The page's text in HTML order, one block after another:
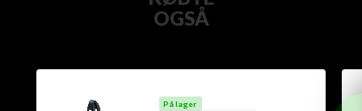
OGSÅ
På lager